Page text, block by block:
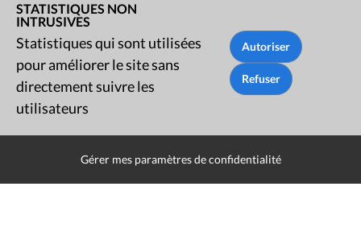
STATISTIQUES NON
INTRUSIVES
Statistiques qui sont utilisées
pour améliorer le site sans
directement suivre les
utilisateurs
Gérer mes paramètres de confidentialité